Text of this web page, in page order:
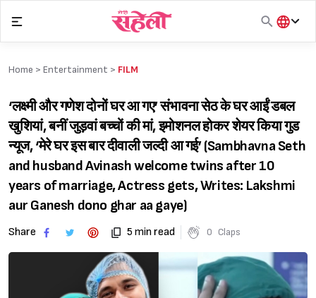
content
हिंदी
Home > Entertainment > FILM
‘लक्ष्मी और गणेश दोनों घर आ गए’ संभावना सेठ के घर आईं डबल
खुशियां, बनीं जुड़वां बच्चों की मां, इमोशनल होकर शेयर किया गुड
न्यूज, ‘मेरे घर इस बार दीवाली जल्दी आ गई’ (Sambhavna Seth
and husband Avinash welcome twins after 10
years of marriage, Actress gets, Writes: Lakshmi
aur Ganesh dono ghar aa gaye)
Share 5 min read 0 Claps